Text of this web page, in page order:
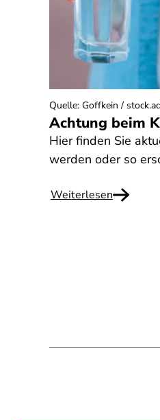
Achtung beim
Hier finden Sie
werden oder so
Weiterlesen
Quelle: Goffkein /